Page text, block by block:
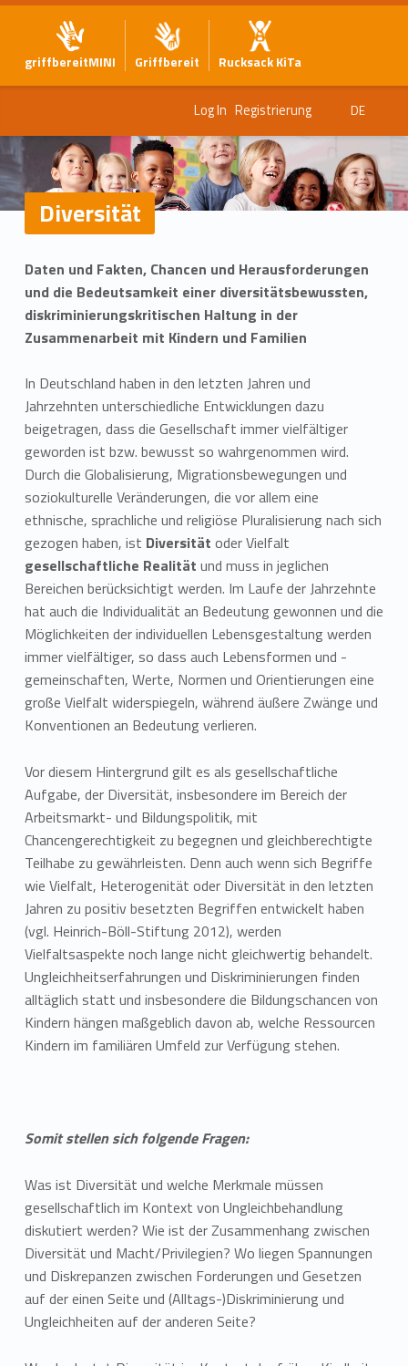
griffbereitMINI Griffbereit Rucksack KiTa
Log In Registrierung DE
Diversität
Daten und Fakten, Chancen und Herausforderungen
und die Bedeutsamkeit einer diversitätsbewussten,
diskriminierungskritischen Haltung in der
Zusammenarbeit mit Kindern und Familien
In Deutschland haben in den letzten Jahren und
Jahrzehnten unterschiedliche Entwicklungen dazu
beigetragen, dass die Gesellschaft immer vielfältiger
geworden ist bzw. bewusst so wahrgenommen wird.
Durch die Globalisierung, Migrationsbewegungen und
soziokulturelle Veränderungen, die vor allem eine
ethnische, sprachliche und religiöse Pluralisierung nach sich
gezogen haben, ist Diversität oder Vielfalt
gesellschaftliche Realität und muss in jeglichen
Bereichen berücksichtigt werden. Im Laufe der Jahrzehnte
hat auch die Individualität an Bedeutung gewonnen und die
Möglichkeiten der individuellen Lebensgestaltung werden
immer vielfältiger, so dass auch Lebensformen und -
gemeinschaften, Werte, Normen und Orientierungen eine
große Vielfalt widerspiegeln, während äußere Zwänge und
Konventionen an Bedeutung verlieren.
Vor diesem Hintergrund gilt es als gesellschaftliche
Aufgabe, der Diversität, insbesondere im Bereich der
Arbeitsmarkt- und Bildungspolitik, mit
Chancengerechtigkeit zu begegnen und gleichberechtigte
Teilhabe zu gewährleisten. Denn auch wenn sich Begriffe
wie Vielfalt, Heterogenität oder Diversität in den letzten
Jahren zu positiv besetzten Begriffen entwickelt haben
(vgl. Heinrich-Böll-Stiftung 2012), werden
Vielfaltsaspekte noch lange nicht gleichwertig behandelt.
Ungleichheitserfahrungen und Diskriminierungen finden
alltäglich statt und insbesondere die Bildungschancen von
Kindern hängen maßgeblich davon ab, welche Ressourcen
Kindern im familiären Umfeld zur Verfügung stehen.
Somit stellen sich folgende Fragen:
Was ist Diversität und welche Merkmale müssen
gesellschaftlich im Kontext von Ungleichbehandlung
diskutiert werden? Wie ist der Zusammenhang zwischen
Diversität und Macht/Privilegien? Wo liegen Spannungen
und Diskrepanzen zwischen Forderungen und Gesetzen
auf der einen Seite und (Alltags-)Diskriminierung und
Ungleichheiten auf der anderen Seite?